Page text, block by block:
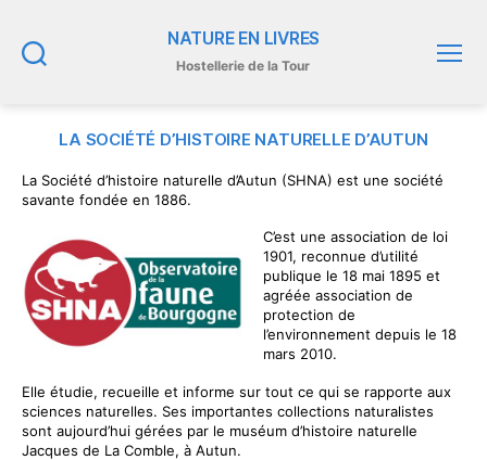
NATURE EN LIVRES
Hostellerie de la Tour
LA SOCIÉTÉ D’HISTOIRE NATURELLE D’AUTUN
La Société d’histoire naturelle d’Autun (SHNA) est une société
savante fondée en 1886.
C’est une association de loi
1901, reconnue d’utilité
publique le 18 mai 1895 et
agréée association de
protection de
l’environnement depuis le 18
mars 2010.
Elle étudie, recueille et informe sur tout ce qui se rapporte aux
sciences naturelles. Ses importantes collections naturalistes
sont aujourd’hui gérées par le muséum d’histoire naturelle
Jacques de La Comble, à Autun.